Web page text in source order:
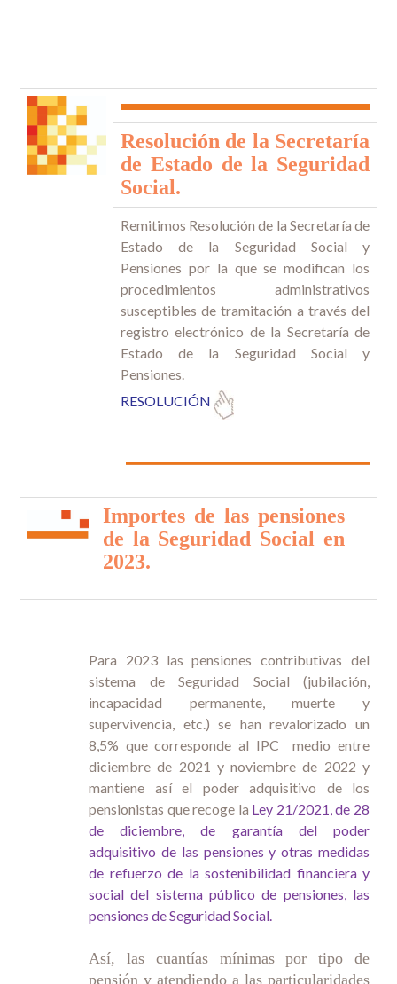
Resolución de la Secretaría
de Estado de la Seguridad
Social.
Remitimos Resolución de la Secretaría de
Estado de la Seguridad Social y
Pensiones por la que se modifican los
procedimientos administrativos
susceptibles de tramitación a través del
registro electrónico de la Secretaría de
Estado de la Seguridad Social y
Pensiones.
RESOLUCIÓN
Importes de las pensiones
de la Seguridad Social en
2023.
Para 2023 las pensiones contributivas del
sistema de Seguridad Social (jubilación,
incapacidad permanente, muerte y
supervivencia, etc.) se han revalorizado un
8,5% que corresponde al IPC medio entre
diciembre de 2021 y noviembre de 2022 y
mantiene así el poder adquisitivo de los
pensionistas que recoge la Ley 21/2021, de 28
de diciembre, de garantía del poder
adquisitivo de las pensiones y otras medidas
de refuerzo de la sostenibilidad financiera y
social del sistema público de pensiones, las
pensiones de Seguridad Social.
Así, las cuantías mínimas por tipo de
pensión y atendiendo a las particularidades